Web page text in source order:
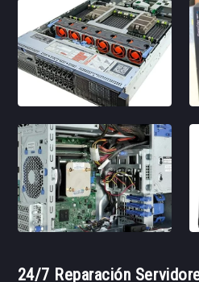
24/7 Reparación